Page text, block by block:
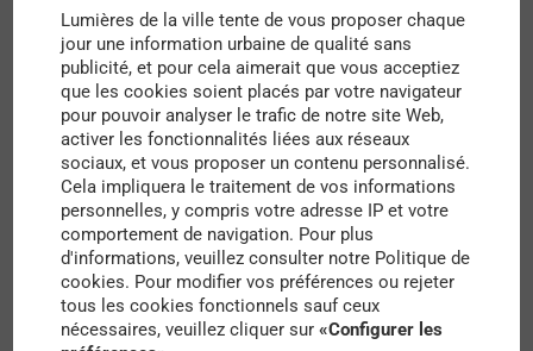
Dans cette étude intitulée “ Les commerces du
quotidien dans le Grand Paris”, l’APUR met en
lumière des chiffres révélateurs quant à l’accès
des franciliens aux commerces du quotidien,
c’est-à-dire aux établissements proposant des
services utiles tous les jours. À partir de l’analyse
de la densité des boulangeries, des pharmacies
et des kiosques présents sur le territoire, l’APUR
Lumières de la ville tente de vous proposer chaque
jour une information urbaine de qualité sans
publicité, et pour cela aimerait que vous acceptiez
que les cookies soient placés par votre navigateur
pour pouvoir analyser le trafic de notre site Web,
activer les fonctionnalités liées aux réseaux
sociaux, et vous proposer un contenu personnalisé.
Cela impliquera le traitement de vos informations
personnelles, y compris votre adresse IP et votre
comportement de navigation. Pour plus
d'informations, veuillez consulter notre Politique de
cookies. Pour modifier vos préférences ou rejeter
tous les cookies fonctionnels sauf ceux
nécessaires, veuillez cliquer sur«Configurer les